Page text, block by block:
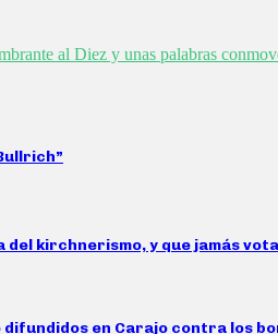
al Diez y unas palabras
del kirchnerismo, y que jamás
en Carajo contra los